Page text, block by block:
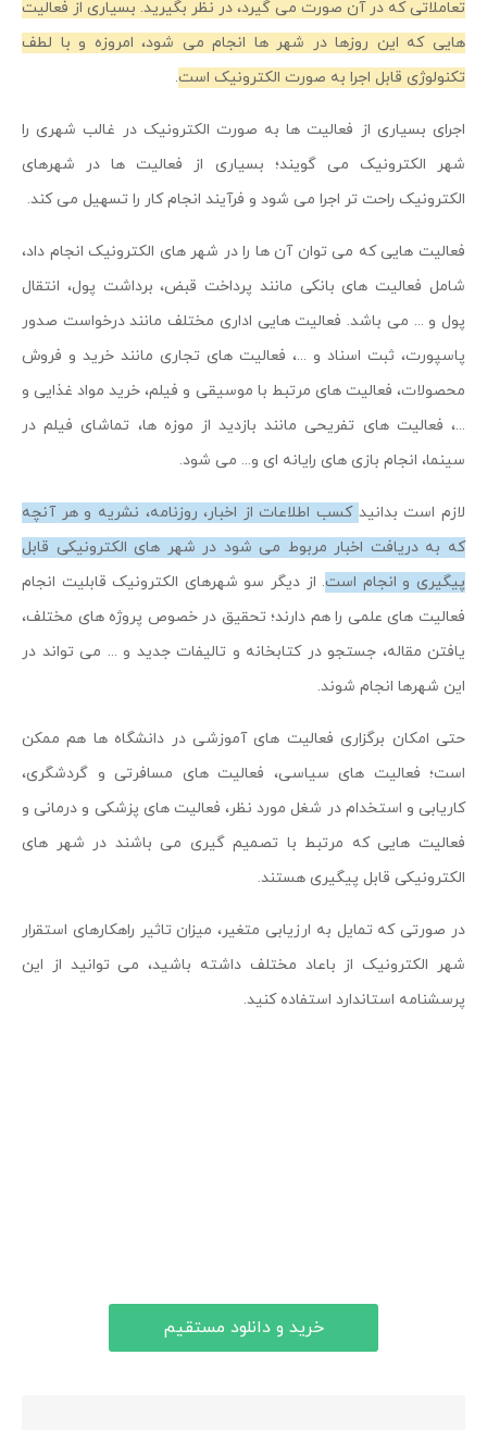
تعاملاتی که در آن صورت می گیرد، در نظر بگیرید. بسیاری از فعالیت
هایی که این روزها در شهر ها انجام می شود، امروزه و با لطف
تکنولوژی قابل اجرا به صورت الکترونیک است.
اجرای بسیاری از فعالیت ها به صورت الکترونیک در غالب شهری را
شهر الکترونیک می گویند؛ بسیاری از فعالیت ها در شهرهای
الکترونیک راحت تر اجرا می شود و فرآیند انجام کار را تسهیل می کند.
فعالیت هایی که می توان آن ها را در شهر های الکترونیک انجام داد،
شامل فعالیت های بانکی مانند پرداخت قبض، برداشت پول، انتقال
پول و ... می باشد. فعالیت هایی اداری مختلف مانند درخواست صدور
پاسپورت، ثبت اسناد و ...، فعالیت های تجاری مانند خرید و فروش
محصولات، فعالیت های مرتبط با موسیقی و فیلم، خرید مواد غذایی و
...، فعالیت های تفریحی مانند بازدید از موزه ها، تماشای فیلم در
سینما، انجام بازی های رایانه ای و... می شود.
لازم است بدانید کسب اطلاعات از اخبار، روزنامه، نشریه و هر آنچه
که به دریافت اخبار مربوط می شود در شهر های الکترونیکی قابل
پیگیری و انجام است. از دیگر سو شهرهای الکترونیک قابلیت انجام
فعالیت های علمی را هم دارند؛ تحقیق در خصوص پروژه های مختلف،
یافتن مقاله، جستجو در کتابخانه و تالیفات جدید و ... می تواند در
این شهرها انجام شوند.
حتی امکان برگزاری فعالیت های آموزشی در دانشگاه ها هم ممکن
است؛ فعالیت های سیاسی، فعالیت های مسافرتی و گردشگری،
کاریابی و استخدام در شغل مورد نظر، فعالیت های پزشکی و درمانی و
فعالیت هایی که مرتبط با تصمیم گیری می باشند در شهر های
الکترونیکی قابل پیگیری هستند.
در صورتی که تمایل به ارزیابی متغیر، میزان تاثیر راهکارهای استقرار
شهر الکترونیک از باعاد مختلف داشته باشید، می توانید از این
پرسشنامه استاندارد استفاده کنید.
خرید و دانلود مستقیم